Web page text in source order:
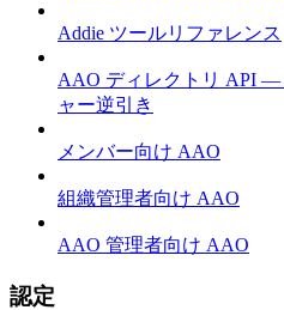
Addie ツールリファレンス
AAO ディレクトリ API
ャー逆引き
メンバー向け AAO
組織管理者向け AAO
AAO 管理者向け AAO
認定